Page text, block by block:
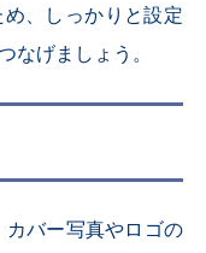
、しっかりと設定
なげましょう。
バー写真やロゴの